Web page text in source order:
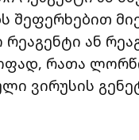
შეფერხებით
ან
რათა
ვირუსის